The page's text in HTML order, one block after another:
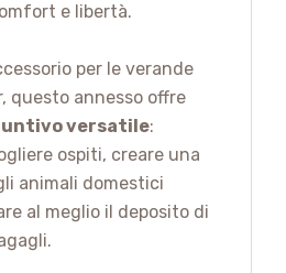
e libertà.
per le verande
questo annesso offre
versatile:
ospiti, creare una
animali domestici
al meglio il deposito di